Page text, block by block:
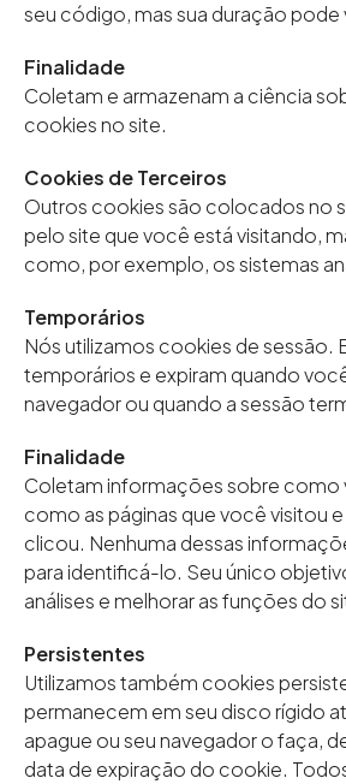
seu código, mas sua duração pode
Finalidade
Coletam e armazenam a ciência
cookies no site.
Cookies de Terceiros
Outros cookies são colocados no
pelo site que você está visitando,
como, por exemplo, os sistemas
Temporários
Nós utilizamos cookies de sessão.
temporários e expiram quando
navegador ou quando a sessão
Finalidade
Coletam informações sobre como
como as páginas que você visitou
clicou. Nenhuma dessas
para identificá-lo. Seu único
análises e melhorar as funções do
Persistentes
Utilizamos também cookies
permanecem em seu disco rígido
apague ou seu navegador o faça,
data de expiração do cookie.